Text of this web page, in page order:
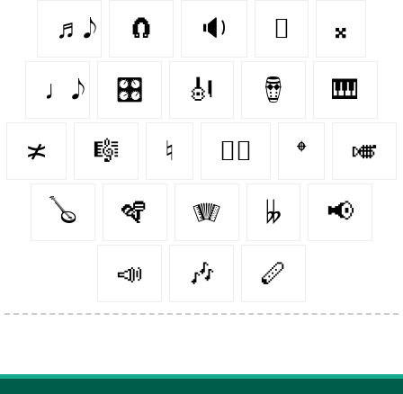
♬𝅘𝅥𝅮 🧲 🔉 🪉 𝄪
♩𝅘𝅥𝅮 🎛 🎻 🪘 🎹
≭ 🎼 ♮ 👯‍♀️ 𝄌 🎺
🪕 🪇 🪗 𝄫 📢
📣 🎶 🪈